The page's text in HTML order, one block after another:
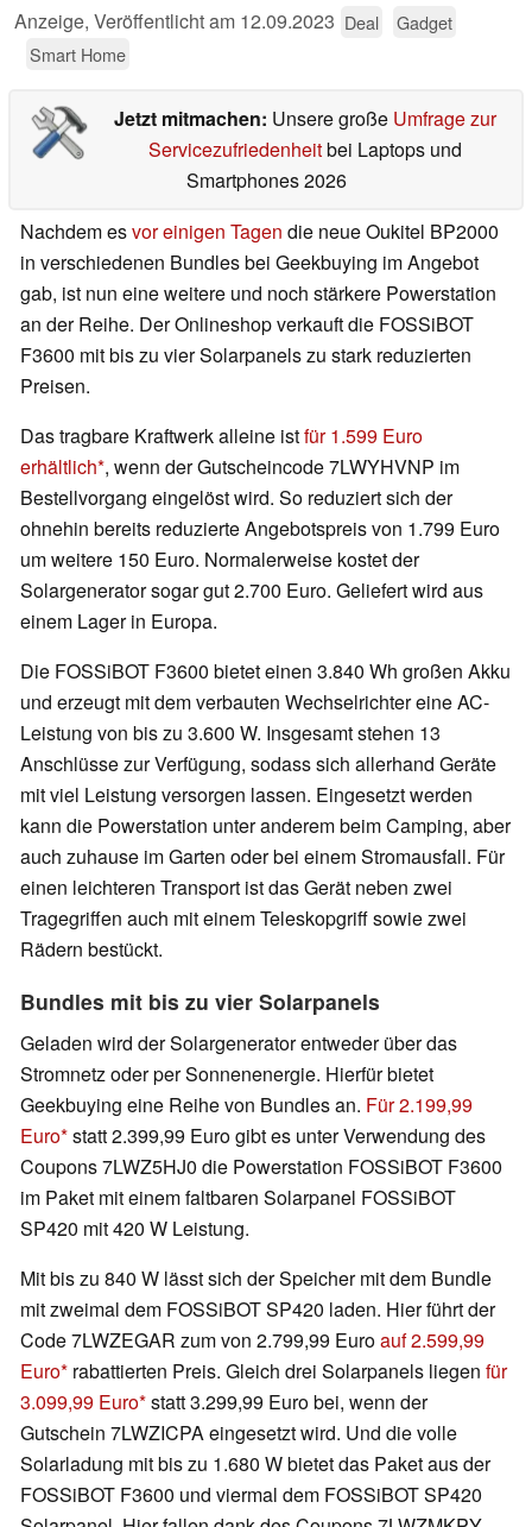
Anzeige, Veröffentlicht am 12.09.2023 Deal
Gadget
Smart Home
Jetzt mitmachen: Unsere große Umfrage zur
Servicezufriedenheitbei Laptops und
Smartphones 2026
Nachdem esvor einigen Tagen die neue Oukitel BP2000
in verschiedenen Bundles bei Geekbuying im Angebot
gab, ist nun eine weitere und noch stärkere Powerstation
an der Reihe. Der Onlineshop verkauft die FOSSiBOT
F3600 mit bis zu vier Solarpanels zu stark reduzierten
Preisen.
Das tragbare Kraftwerk alleine istfür 1.599 Euro
erhältlich , wenn der Gutscheincode 7LWYHVNP im
Bestellvorgang eingelöst wird. So reduziert sich der
ohnehin bereits reduzierte Angebotspreis von 1.799 Euro
um weitere 150 Euro. Normalerweise kostet der
Solargenerator sogar gut 2.700 Euro. Geliefert wird aus
einem Lager in Europa.
Die FOSSiBOT F3600 bietet einen 3.840 Wh großen Akku
und erzeugt mit dem verbauten Wechselrichter eine AC-
Leistung von bis zu 3.600 W. Insgesamt stehen 13
Anschlüsse zur Verfügung, sodass sich allerhand Geräte
mit viel Leistung versorgen lassen. Eingesetzt werden
kann die Powerstation unter anderem beim Camping, aber
auch zuhause im Garten oder bei einem Stromausfall. Für
einen leichteren Transport ist das Gerät neben zwei
Tragegriffen auch mit einem Teleskopgriff sowie zwei
Rädern bestückt.
Bundles mit bis zu vier Solarpanels
Geladen wird der Solargenerator entweder über das
Stromnetz oder per Sonnenenergie. Hierfür bietet
Geekbuying eine Reihe von Bundles an. Für 2.199,99
Euro statt 2.399,99 Euro gibt es unter Verwendung des
Coupons ​7LWZ5HJ0 die Powerstation FOSSiBOT F3600
im Paket mit einem faltbaren Solarpanel FOSSiBOT
SP420 mit 420 W Leistung.
Mit bis zu 840 W lässt sich der Speicher mit dem Bundle
mit zweimal dem FOSSiBOT SP420 laden. Hier führt der
Code 7LWZEGAR zum von 2.799,99 Euroauf 2.599,99
Euro rabattierten Preis. Gleich drei Solarpanels liegen für
3.099,99 Euro statt 3.299,99 Euro bei, wenn der
Gutschein 7LWZICPA eingesetzt wird. Und die volle
Solarladung mit bis zu 1.680 W bietet das Paket aus der
FOSSiBOT F3600 und viermal dem FOSSiBOT SP420